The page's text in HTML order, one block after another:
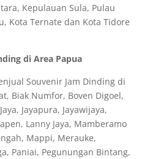
Kepulauan Sula, Pulau
Kota Ternate dan Kota Tidore
di Area Papua
Souvenir Jam Dinding di
Biak Numfor, Boven Digoel,
Jayapura, Jayawijaya,
Lanny Jaya, Mamberamo
Mappi, Merauke,
Paniai, Pegunungan Bintang,